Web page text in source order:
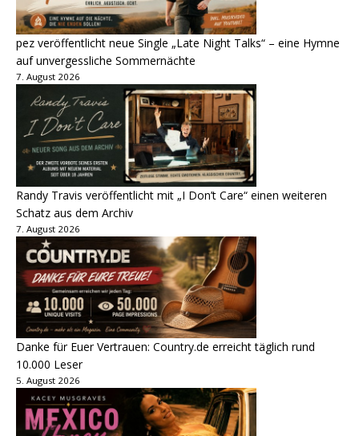
pez veröffentlicht neue Single „Late Night Talks“ – eine Hymne
auf unvergessliche Sommernächte
7. August 2026
Randy Travis veröffentlicht mit „I Don’t Care“ einen weiteren
Schatz aus dem Archiv
7. August 2026
Danke für Euer Vertrauen: Country.de erreicht täglich rund
10.000 Leser
5. August 2026